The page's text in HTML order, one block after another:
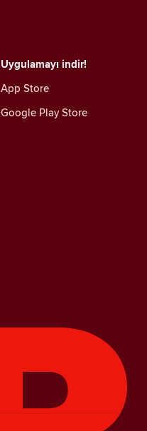
Uygulamayı indir!
App Store
Google Play Store